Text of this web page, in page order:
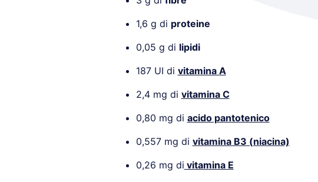
1,6 g di proteine
0,05 g di lipidi
187 UI di vitamina A
2,4 mg di vitamina C
0,80 mg di acido pantotenico
0,557 mg di vitamina B3 (niacina)
0,26 mg di vitamina E